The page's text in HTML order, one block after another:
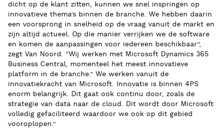
dicht op de klant zitten, kunnen we snel inspringen op
innovatieve thema’s binnen de branche. We hebben daarin
een voorsprong in snelheid op de vraag vanuit de markt en
zijn altijd actueel. Op die manier verrijken we de software
en komen de aanpassingen voor iedereen beschikbaar”,
zegt Van Noord. “Wij werken met Microsoft Dynamics 365
Business Central, momenteel het meest innovatieve
platform in de branche.” We werken vanuit de
innovatiekracht van Microsoft. Innovatie is binnen 4PS
enorm belangrijk. Dit gaat ook continu door, zoals de
strategie van data naar de cloud. Dit wordt door Microsoft
volledig gefaciliteerd waardoor we ook op dit gebied
vooroplopen.”